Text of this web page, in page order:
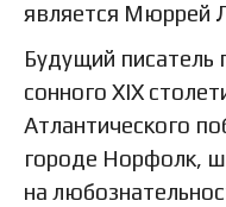
является Мюррей
Будущий писатель
сонного XIX
Атлантического
городе Норфолк,
на